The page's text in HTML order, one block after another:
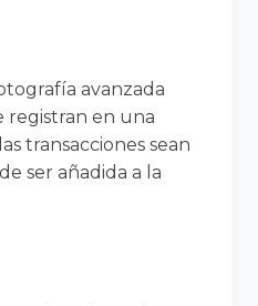
avanzada
registran en una
transacciones sean
ser añadida a la